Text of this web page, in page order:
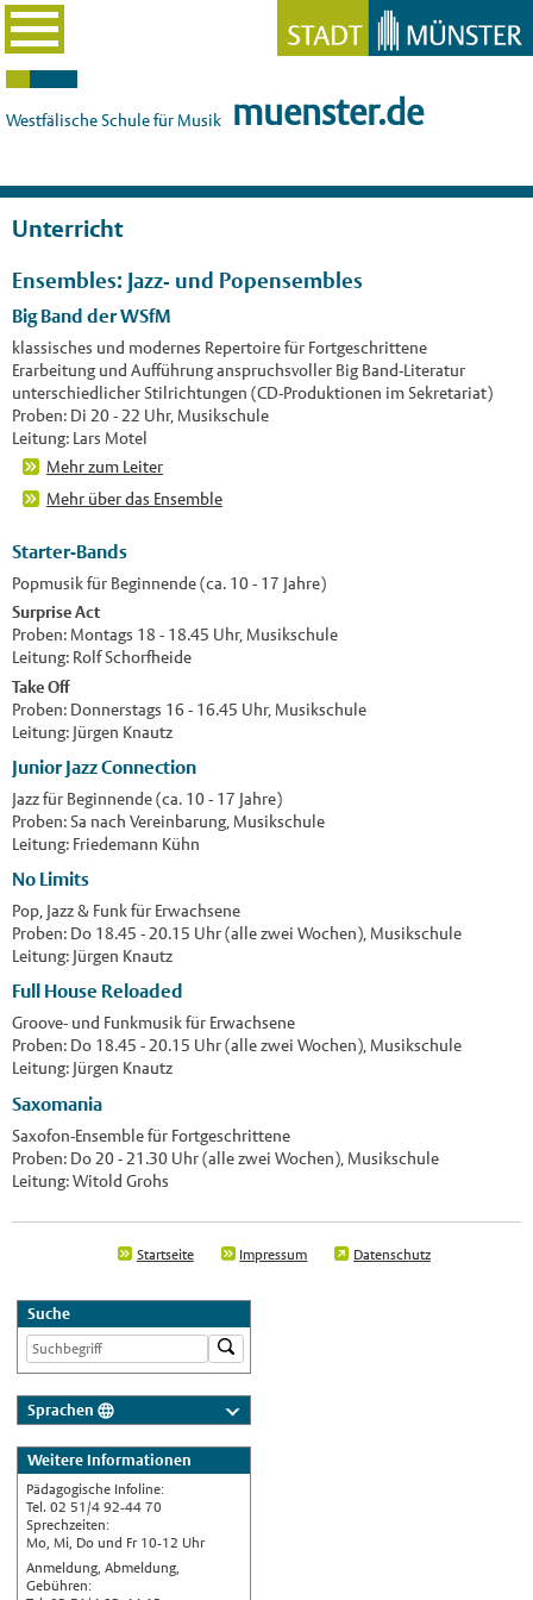
Westfälische Schule für Musik muenster.de
Unterricht
Ensembles: Jazz- und Popensembles
Big Band der WSfM
klassisches und modernes Repertoire für Fortgeschrittene
Erarbeitung und Aufführung anspruchsvoller Big Band-Literatur
unterschiedlicher Stilrichtungen (CD-Produktionen im Sekretariat)
Proben: Di 20 - 22 Uhr, Musikschule
Leitung: Lars Motel
Mehr zum Leiter
Mehr über das Ensemble
Starter-Bands
Popmusik für Beginnende (ca. 10 - 17 Jahre)
Surprise Act
Proben: Montags 18 - 18.45 Uhr, Musikschule
Leitung: Rolf Schorfheide
Take Off
Proben: Donnerstags 16 - 16.45 Uhr, Musikschule
Leitung: Jürgen Knautz
Junior Jazz Connection
Jazz für Beginnende (ca. 10 - 17 Jahre)
Proben: Sa nach Vereinbarung, Musikschule
Leitung: Friedemann Kühn
No Limits
Pop, Jazz & Funk für Erwachsene
Proben: Do 18.45 - 20.15 Uhr (alle zwei Wochen), Musikschule
Leitung: Jürgen Knautz
Full House Reloaded
Groove- und Funkmusik für Erwachsene
Proben: Do 18.45 - 20.15 Uhr (alle zwei Wochen), Musikschule
Leitung: Jürgen Knautz
Saxomania
Saxofon-Ensemble für Fortgeschrittene
Proben: Do 20 - 21.30 Uhr (alle zwei Wochen), Musikschule
Leitung: Witold Grohs
Startseite Impressum Datenschutz
Suche
Sprachen
Nederlands
English
Українська
Türkçe
Weitere Informationen
Pädagogische Infoline:
Tel. 02 51/4 92-44 70
Sprechzeiten:
Mo, Mi, Do und Fr 10-12 Uhr
Anmeldung, Abmeldung,
Gebühren: